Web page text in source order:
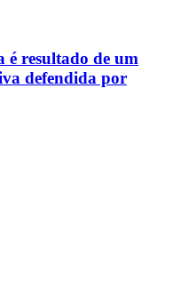
é resultado de um
defendida por